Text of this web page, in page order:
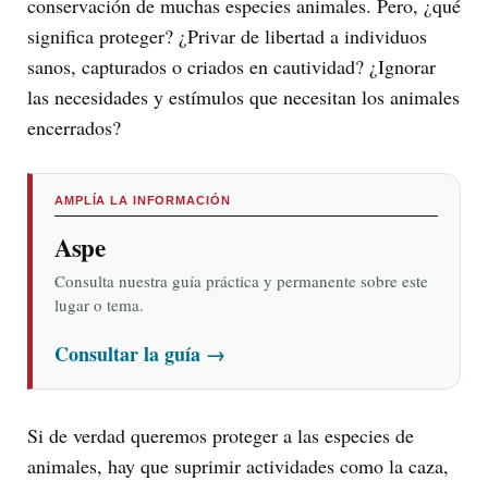
conservación de muchas especies animales. Pero, ¿qué
significa proteger? ¿Privar de libertad a individuos
sanos, capturados o criados en cautividad? ¿Ignorar
las necesidades y estímulos que necesitan los animales
encerrados?
AMPLÍA LA INFORMACIÓN
Aspe
Consulta nuestra guía práctica y permanente sobre este
lugar o tema.
Consultar la guía →
Si de verdad queremos proteger a las especies de
animales, hay que suprimir actividades como la caza,